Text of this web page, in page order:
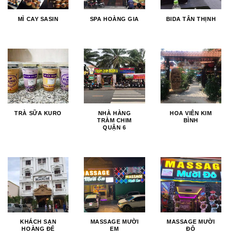
MÌ CAY SASIN SPA HOÀNG GIA BIDA TÂN THỊNH
TRÀ SỮA KURO
NHÀ HÀNG
TRÀM CHIM
QUẬN 6
HOA VIÊN KIM
BÌNH
KHÁCH SẠN
HOÀNG ĐẾ
MASSAGE MƯỜI
EM
MASSAGE MƯỜI
ĐÔ